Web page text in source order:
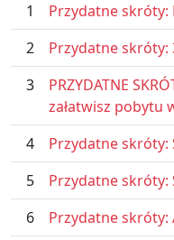
1
Przydatne skróty:
2
Przydatne skróty:
3
PRZYDATNE
załatwisz pobytu
4
Przydatne skróty:
5
Przydatne skróty:
6
Przydatne skróty: